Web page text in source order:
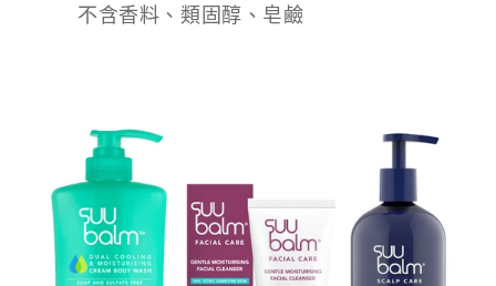
不含香料、類固醇、皂鹼